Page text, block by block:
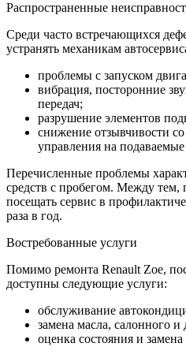
Распространенные
Среди часто встречающихся
устранять механикам
проблемы с запуском
вибрация, посторонние
передач;
разрушение элементов
снижение отзывчивости
управления на
Перечисленные проблемы
средств с пробегом. Между тем,
посещать сервис в
раза в год.
Востребованные услуги
Помимо ремонта Renault Zoe,
доступны следующие услуги:
обслуживание
замена масла, салонного и
оценка состояния и